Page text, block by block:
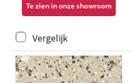
Te zien in onze showroom
Vergelijk